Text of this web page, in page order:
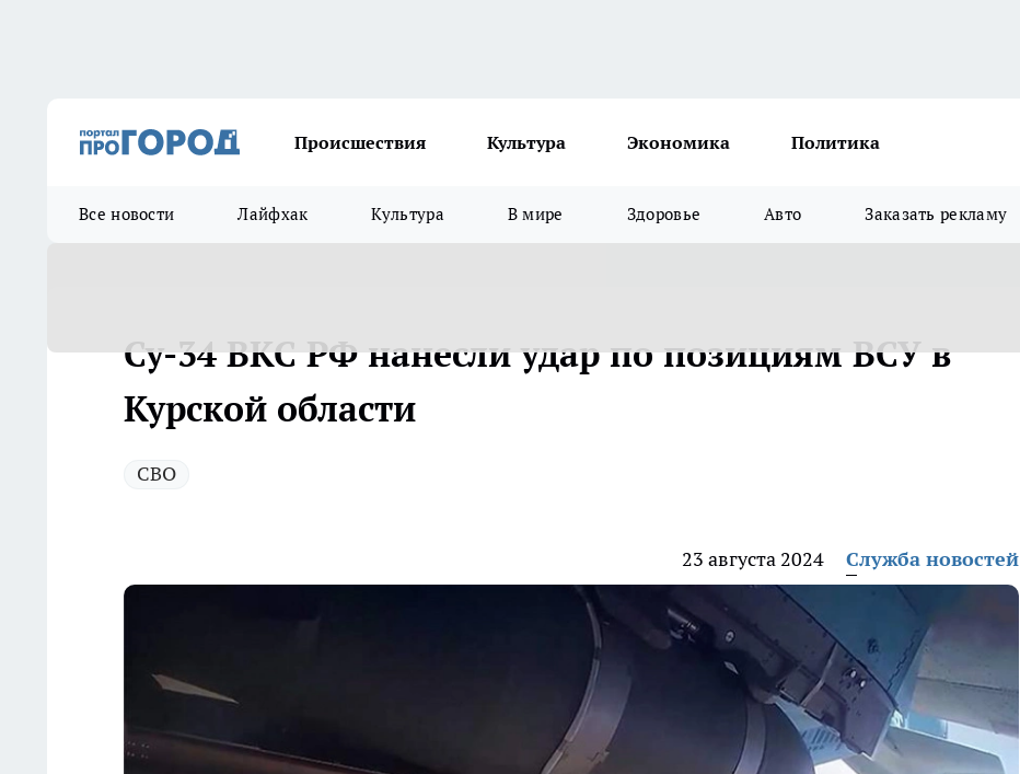
Происшествия Культура Экономика Политика
Все новости Лайфхак Культура В мире Здоровье Авто Заказать рекламу
Су-34 ВКС РФ нанесли удар по позициям ВСУ в
Курской области
СВО
23 августа 2024 Служба новостей